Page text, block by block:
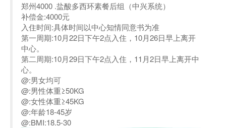
郑州4000 .盐酸多西环素餐后组（中兴系统）
补偿金:4000元
入住时间:具体时间以中心知情同意书为准
第一周期:10月22日下午2点入住，10月26日早上离开
中心。
第二周期:10月29日下午2点入住，11月2日早上离开中
心。
@:男女均可
@:男性体重≥50KG
@:女性体重≥45KG
@:年龄18-45岁
@:BMI:18.5-30